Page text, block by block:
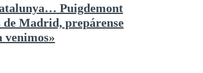
Puigdemont
de Madrid, prepárense
venimos»